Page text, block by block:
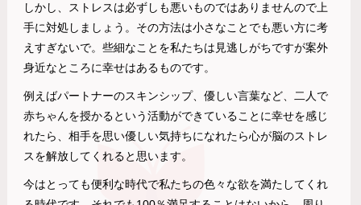
しかし、ストレスは必ずしも悪いものではありませんので上
手に対処しましょう。その方法は小さなことでも悪い方に考
えすぎないで。些細なことを私たちは見逃しがちですが案外
身近なところに幸せはあるものです。
例えばパートナーのスキンシップ、優しい言葉など、二人で
赤ちゃんを授かるという活動ができていることに幸せを感じ
れたら、相手を思い優しい気持ちになれたら心が脳のストレ
スを解放してくれると思います。
今はとっても便利な時代で私たちの色々な欲を満たしてくれ